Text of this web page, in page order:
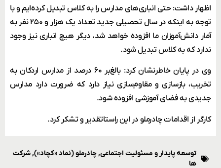
اظهار داشت: حتی انباری‌های مدارس را به کلاس تبدیل کرده‌ایم و با
توجه به اینکه در سال تحصیلی جدید تعداد یک هزار و ۲۵۰ نفر به
آمار دانش‌آموزان ما افزوده خواهد شد، دیگر هیچ انباری نیز وجود
ندارد که به کلاس تبدیل شود.
وی در پایان خاطرنشان کرد: بالغ‌بر ۶۰ درصد از مدارس اردکان به
تخریب، بازسازی و مقاوم‌سازی نیاز دارد که ضرورت دارد مدارس
جدیدی به فضای آموزشی افزوده شود.
کارگر از اقدامات چادرملو در این راستا تقدیر و تشکر کرد.
توسعه پایدار و مسئولیت اجتماعی,چادرملو (نماد «کچاد»),شرکت
ها